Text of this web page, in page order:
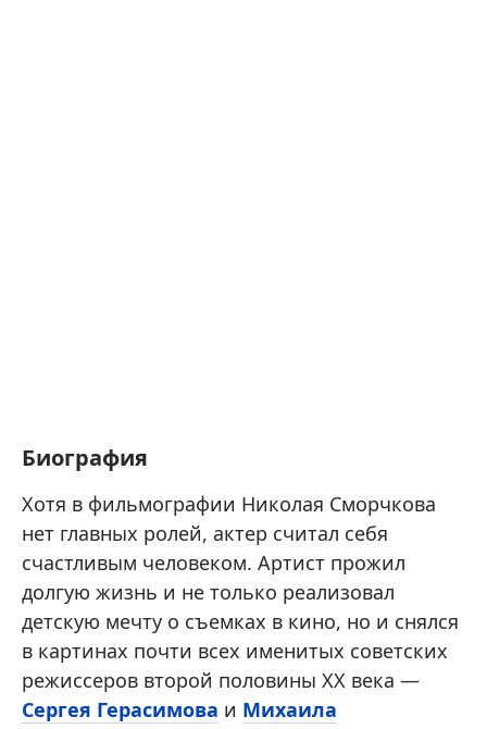
Биография
Хотя в фильмографии Николая Сморчкова
нет главных ролей, актер считал себя
счастливым человеком. Артист прожил
долгую жизнь и не только реализовал
детскую мечту о съемках в кино, но и снялся
в картинах почти всех именитых советских
режиссеров второй половины XX века —
Сергея Герасимова и Михаила